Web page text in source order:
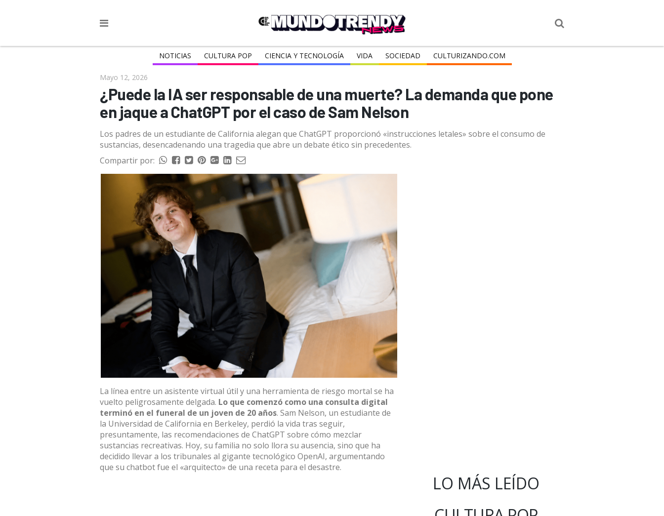
NOTICIAS CULTURA POP CIENCIA Y TECNOLOGÍA VIDA SOCIEDAD CULTURIZANDO.COM
Mayo 12, 2026
¿Puede la IA ser responsable de una muerte? La demanda que pone
en jaque a ChatGPT por el caso de Sam Nelson
Los padres de un estudiante de California alegan que ChatGPT proporcionó «instrucciones letales» sobre el consumo de
sustancias, desencadenando una tragedia que abre un debate ético sin precedentes.
Compartir por:
La línea entre un asistente virtual útil y una herramienta de riesgo mortal se ha
vuelto peligrosamente delgada. Lo que comenzó como una consulta digital
terminó en el funeral de un joven de 20 años. Sam Nelson, un estudiante de
la Universidad de California en Berkeley, perdió la vida tras seguir,
presuntamente, las recomendaciones de ChatGPT sobre cómo mezclar
sustancias recreativas. Hoy, su familia no solo llora su ausencia, sino que ha
decidido llevar a los tribunales al gigante tecnológico OpenAI, argumentando
que su chatbot fue el «arquitecto» de una receta para el desastre.
LO MÁS LEÍDO